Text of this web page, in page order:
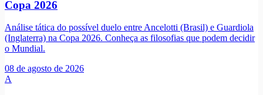
Copa 2026
Análise tática do possível duelo entre Ancelotti (Brasil) e Guardiola
(Inglaterra) na Copa 2026. Conheça as filosofias que podem decidir
o Mundial.
08 de agosto de 2026
A